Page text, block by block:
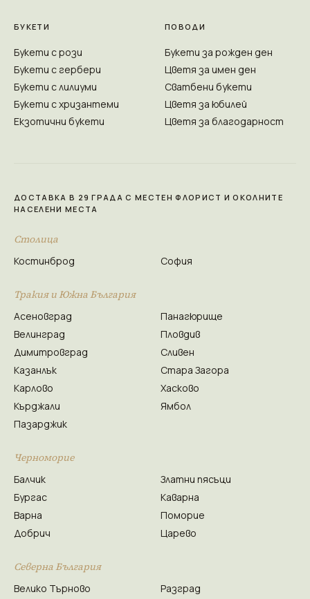
БУКЕТИ
Букети с рози
Букети с гербери
Букети с лилиуми
Букети с хризантеми
Екзотични букети
ПОВОДИ
Букети за рожден ден
Цветя за имен ден
Сватбени букети
Цветя за юбилей
Цветя за благодарност
ДОСТАВКА В 29 ГРАДА С МЕСТЕН ФЛОРИСТ И ОКОЛНИТЕ
НАСЕЛЕНИ МЕСТА
Столица
Костинброд София
Тракия и Южна България
Асеновград
Велинград
Димитровград
Казанлък
Карлово
Кърджали
Пазарджик
Панагюрище
Пловдив
Сливен
Стара Загора
Хасково
Ямбол
Черноморие
Балчик
Бургас
Варна
Добрич
Златни пясъци
Каварна
Поморие
Царево
Северна България
Велико Търново
Разград